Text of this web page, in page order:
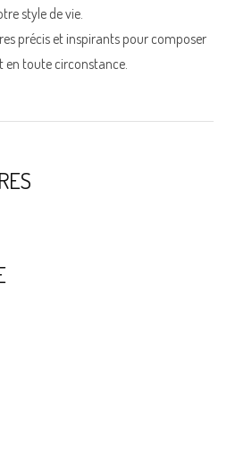
style de vie.
précis et inspirants pour composer
en toute circonstance.